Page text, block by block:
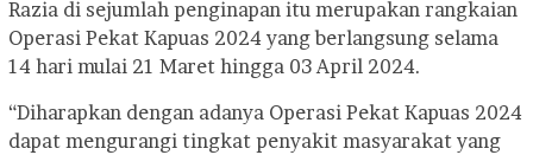
Razia di sejumlah penginapan itu merupakan rangkaian
Operasi Pekat Kapuas 2024 yang berlangsung selama
14 hari mulai 21 Maret hingga 03 April 2024.
“Diharapkan dengan adanya Operasi Pekat Kapuas 2024
dapat mengurangi tingkat penyakit masyarakat yang